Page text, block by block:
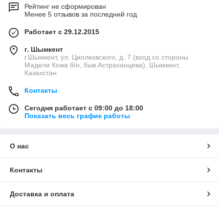
Рейтинг не сформирован
Менее 5 отзывов за последний год
Работает с 29.12.2015
г. Шымкент
г.Шымкент, ул. Циолковского, д. 7 (вход со стороны
Мадели Кожа б/н, быв.Астраханцева), Шымкент,
Казахстан
Контакты
Сегодня работает с 09:00 до 18:00
Показать весь график работы
О нас
Контакты
Доставка и оплата